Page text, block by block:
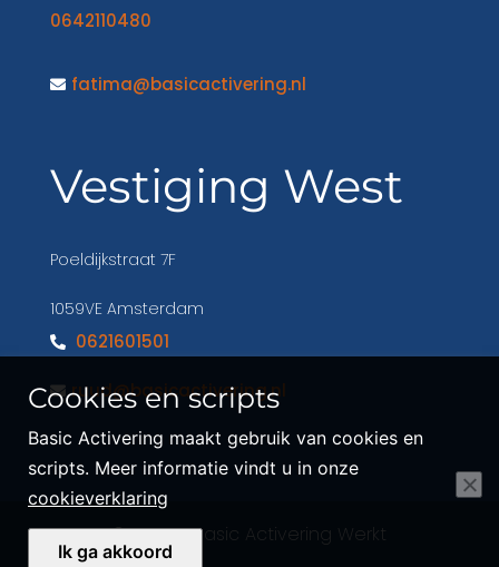
0642110480
fatima@basicactivering.nl
Vestiging West
Poeldijkstraat 7F
1059VE Amsterdam
0621601501
ruud@basicactivering.nl
© 2026- Basic Activering Werkt
Cookies en scripts
Basic Activering maakt gebruik van cookies en
scripts. Meer informatie vindt u in onze
cookieverklaring
Ik ga akkoord